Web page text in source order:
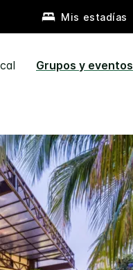
Mis estadías
Grupos y eventos